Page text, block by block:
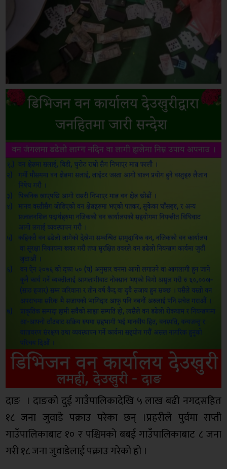
दाङ । दाङको दुई गाउँपालिकादेखि ५ लाख बढी नगदसहित
१८ जना जुवाडे पक्राउ परेका छन् ।प्रहरीले पुर्वमा राप्ती
गाउँपालिकाबाट १० र पश्चिमको बबई गाउँपालिकाबाट ८ जना
गरी १८ जना जुवाडेलाई पक्राउ गरेको हो ।